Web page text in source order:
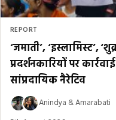
REPORT
‘जमाती’, ‘इस्लामिस्ट’,
प्रदर्शनकारियों पर
सांप्रदायिक नैरेटिव
Anindya &Amarabati